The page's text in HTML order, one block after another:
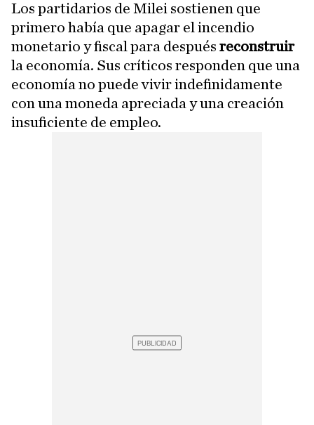
Los partidarios de Milei sostienen que
primero había que apagar el incendio
monetario y fiscal para después reconstruir
la economía. Sus críticos responden que una
economía no puede vivir indefinidamente
con una moneda apreciada y una creación
insuficiente de empleo.